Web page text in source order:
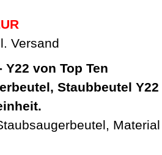
Versand
von Top Ten